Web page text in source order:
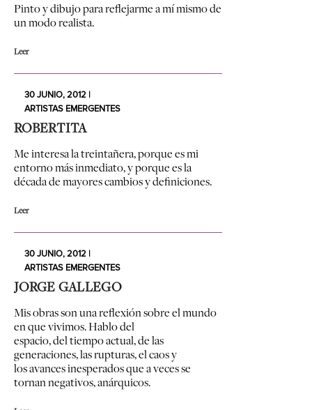
Pinto y dibujo para reflejarme a mí mismo de
un modo realista.
Leer
30 JUNIO, 2012 |
ARTISTAS EMERGENTES
ROBERTITA
Me interesa la treintañera, porque es mi
entorno más inmediato, y porque es la
década de mayores cambios y definiciones.
Leer
30 JUNIO, 2012 |
ARTISTAS EMERGENTES
JORGE GALLEGO
Mis obras son una reflexión sobre el mundo
en que vivimos. Hablo del
espacio, del tiempo actual, de las
generaciones, las rupturas, el caos y
los avances inesperados que a veces se
tornan negativos, anárquicos.